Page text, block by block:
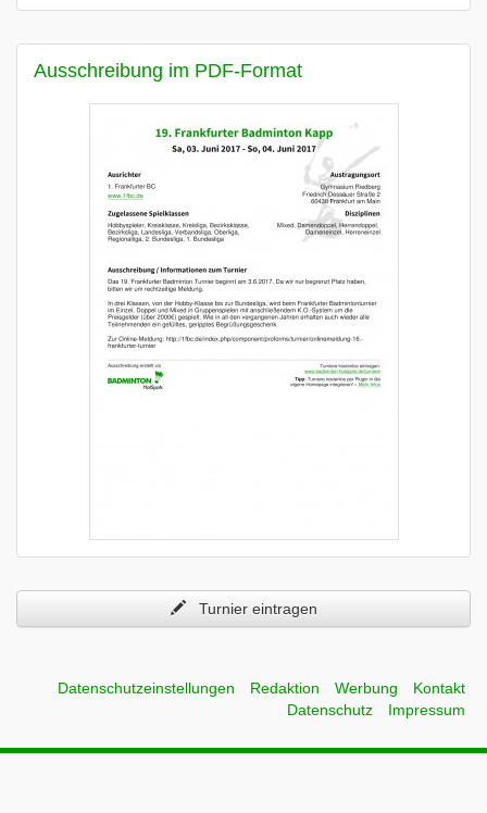
Ausschreibung im PDF-Format
Turnier eintragen
Datenschutzeinstellungen Redaktion Werbung
Kontakt
Datenschutz
Impressum